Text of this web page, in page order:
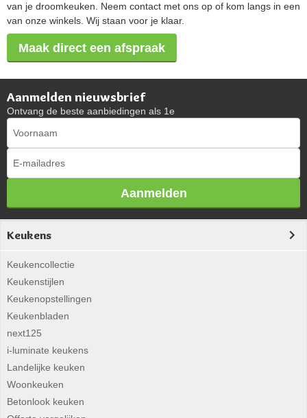
van je droomkeuken. Neem contact met ons op of kom langs in een
van onze winkels. Wij staan voor je klaar.
Maak direct een afspraak
Aanmelden nieuwsbrief
Ontvang de beste aanbiedingen als 1e
Aanmelden
Keukens
Keukencollectie
Keukenstijlen
Keukenopstellingen
Keukenbladen
next125
i-luminate keukens
Landelijke keuken
Woonkeuken
Betonlook keuken